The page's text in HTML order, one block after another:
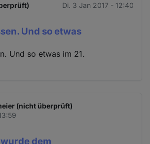
Di. 3 Jan 2017 - 12:40
Und so etwas
Und so etwas im 21.
(nicht überprüft)
dem